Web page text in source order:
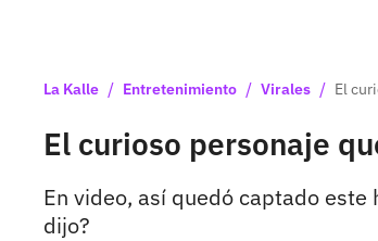
La Kalle / Entretenimiento / Virales / El
El curioso personaje
En video, así quedó captado este
dijo?